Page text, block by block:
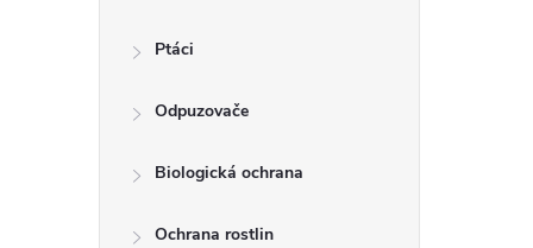
Ptáci
Odpuzovače
Biologická ochrana
Ochrana rostlin